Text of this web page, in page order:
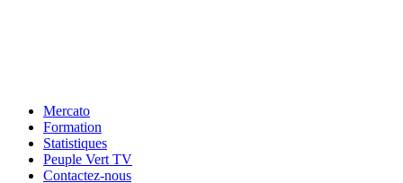
Mercato
Formation
Statistiques
Peuple Vert TV
Contactez-nous